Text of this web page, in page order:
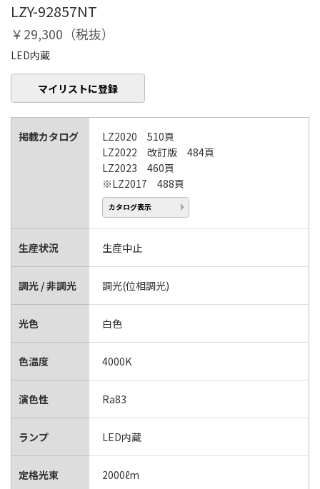
LZY-92857NT
￥29,300（税抜）
LED内蔵
マイリストに登録
掲載カタログ
LZ2020 510頁
LZ2022 改訂版 484頁
LZ2023 460頁
※LZ2017 488頁
カタログ表示
生産状況 生産中止
調光 / 非調光 調光(位相調光)
光色 白色
色温度 4000K
演色性 Ra83
ランプ LED内蔵
定格光束 2000ℓm